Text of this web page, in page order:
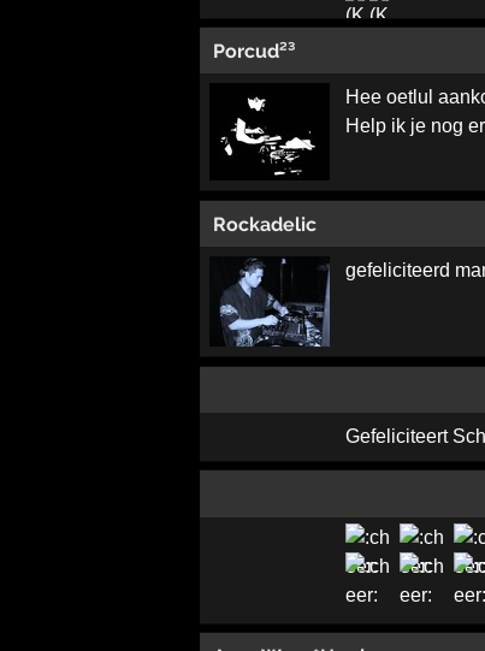
Porcud²³
Hee oetlul
Help ik je nog
Rockadelic
gefeliciteerd
Gefeliciteert